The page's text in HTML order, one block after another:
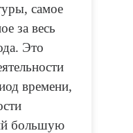
самое
за весь
Это
времени,
большую